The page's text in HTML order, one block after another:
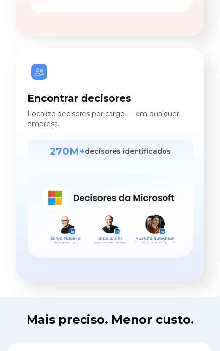
Encontrar decisores
Localize decisores por cargo — em qualquer
empresa.
270M+decisores identificados
Mais preciso. Menor custo.